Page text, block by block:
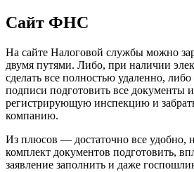
Сайт ФНС
На сайте Налоговой службы можно
двумя путями. Либо, при наличии
сделать все полностью удаленно,
подписи подготовить все документы
регистрирующую инспекцию и
компанию.
Из плюсов — достаточно все удобно,
комплект документов подготовить,
заявление заполнить и даже